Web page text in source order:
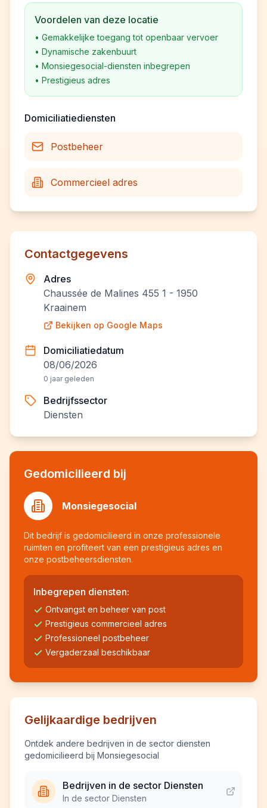
Voordelen van deze locatie
• Gemakkelijke toegang tot openbaar vervoer
• Dynamische zakenbuurt
• Monsiegesocial-diensten inbegrepen
• Prestigieus adres
Domiciliatiediensten
Postbeheer
Commercieel adres
Contactgegevens
Adres
Chaussée de Malines 455 1 - 1950
Kraainem
Bekijken op Google Maps
Domiciliatiedatum
08/06/2026
0 jaar geleden
Bedrijfssector
Diensten
Gedomicilieerd bij
Monsiegesocial
Dit bedrijf is gedomicilieerd in onze professionele
ruimten en profiteert van een prestigieus adres en
onze postbeheersdiensten.
Inbegrepen diensten:
Ontvangst en beheer van post
Prestigieus commercieel adres
Professioneel postbeheer
Vergaderzaal beschikbaar
Gelijkaardige bedrijven
Ontdek andere bedrijven in de sector diensten
gedomicilieerd bij Monsiegesocial
Bedrijven in de sector Diensten
In de sector Diensten